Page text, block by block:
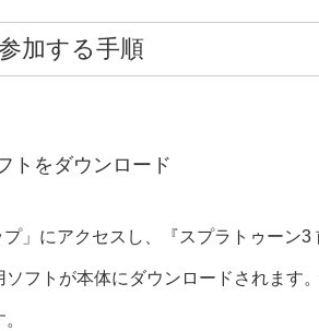
加する手順
トをダウンロード
」にアクセスし、『スプラトゥーン3
フトが本体にダウンロードされます。